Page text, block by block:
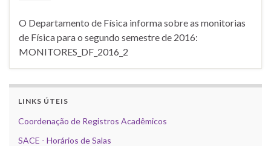
O Departamento de Física informa sobre as monitorias
de Física para o segundo semestre de 2016:
MONITORES_DF_2016_2
LINKS ÚTEIS
Coordenação de Registros Acadêmicos
SACE - Horários de Salas